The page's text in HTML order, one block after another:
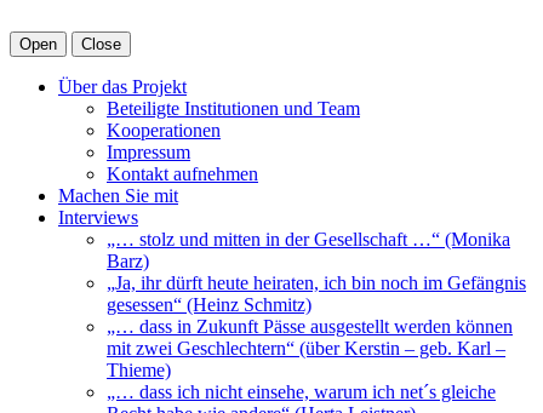
Open Close
Über das Projekt
Beteiligte Institutionen und Team
Kooperationen
Impressum
Kontakt aufnehmen
Machen Sie mit
Interviews
„… stolz und mitten in der Gesellschaft …“ (Monika
Barz)
„Ja, ihr dürft heute heiraten, ich bin noch im Gefängnis
gesessen“ (Heinz Schmitz)
„… dass in Zukunft Pässe ausgestellt werden können
mit zwei Geschlechtern“ (über Kerstin – geb. Karl –
Thieme)
„… dass ich nicht einsehe, warum ich net´s gleiche